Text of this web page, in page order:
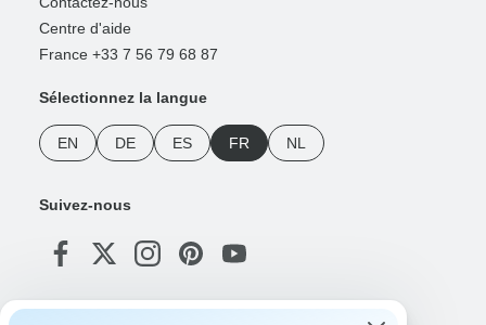
Centre d'aide
France +33 7 56 79 68 87
Sélectionnez la langue
EN DE ES FR NL
Suivez-nous